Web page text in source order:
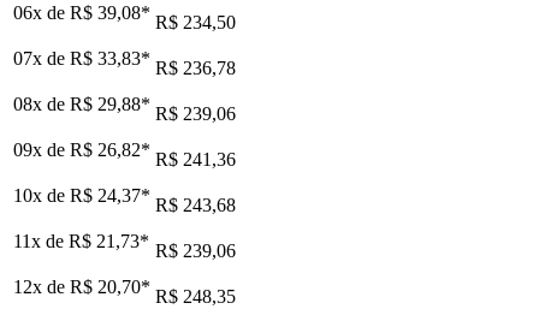
06x de R$ 39,08* R$ 234,50
07x de R$ 33,83* R$ 236,78
08x de R$ 29,88* R$ 239,06
09x de R$ 26,82* R$ 241,36
10x de R$ 24,37* R$ 243,68
11x de R$ 21,73* R$ 239,06
12x de R$ 20,70* R$ 248,35